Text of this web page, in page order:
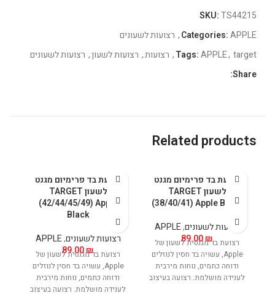
SKU:TS44215
Categories:APPLE
, רצועות לשעונים
Tags:APPLE, target
, רצועות, רצועות לשעון, רצועות לשעונים
Share:
Related products
רצועת בד פרימיום מגנט
לשעון TARGET
(38/40/41) Apple Black
רצועות לשעונים,
APPLE
89.00₪
רצועת בד מגנטית לשעון של
Apple, עשויה בד חסין לנוזלים
ודוחה כתמים, נוחות מירבית
לענידה מושלמת. רצועה בעיצוב
רצועת בד פרימיום מגנט
לשעון TARGET
(42/44/45/49) Apple
Black
רצועות לשעונים,
APPLE
89.00₪
רצועת בד מגנטית לשעון של
Apple, עשויה בד חסין לנוזלים
ודוחה כתמים, נוחות מירבית
לענידה מושלמת. רצועה בעיצוב